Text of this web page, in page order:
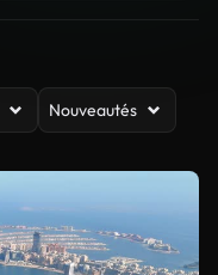
Nouveautés